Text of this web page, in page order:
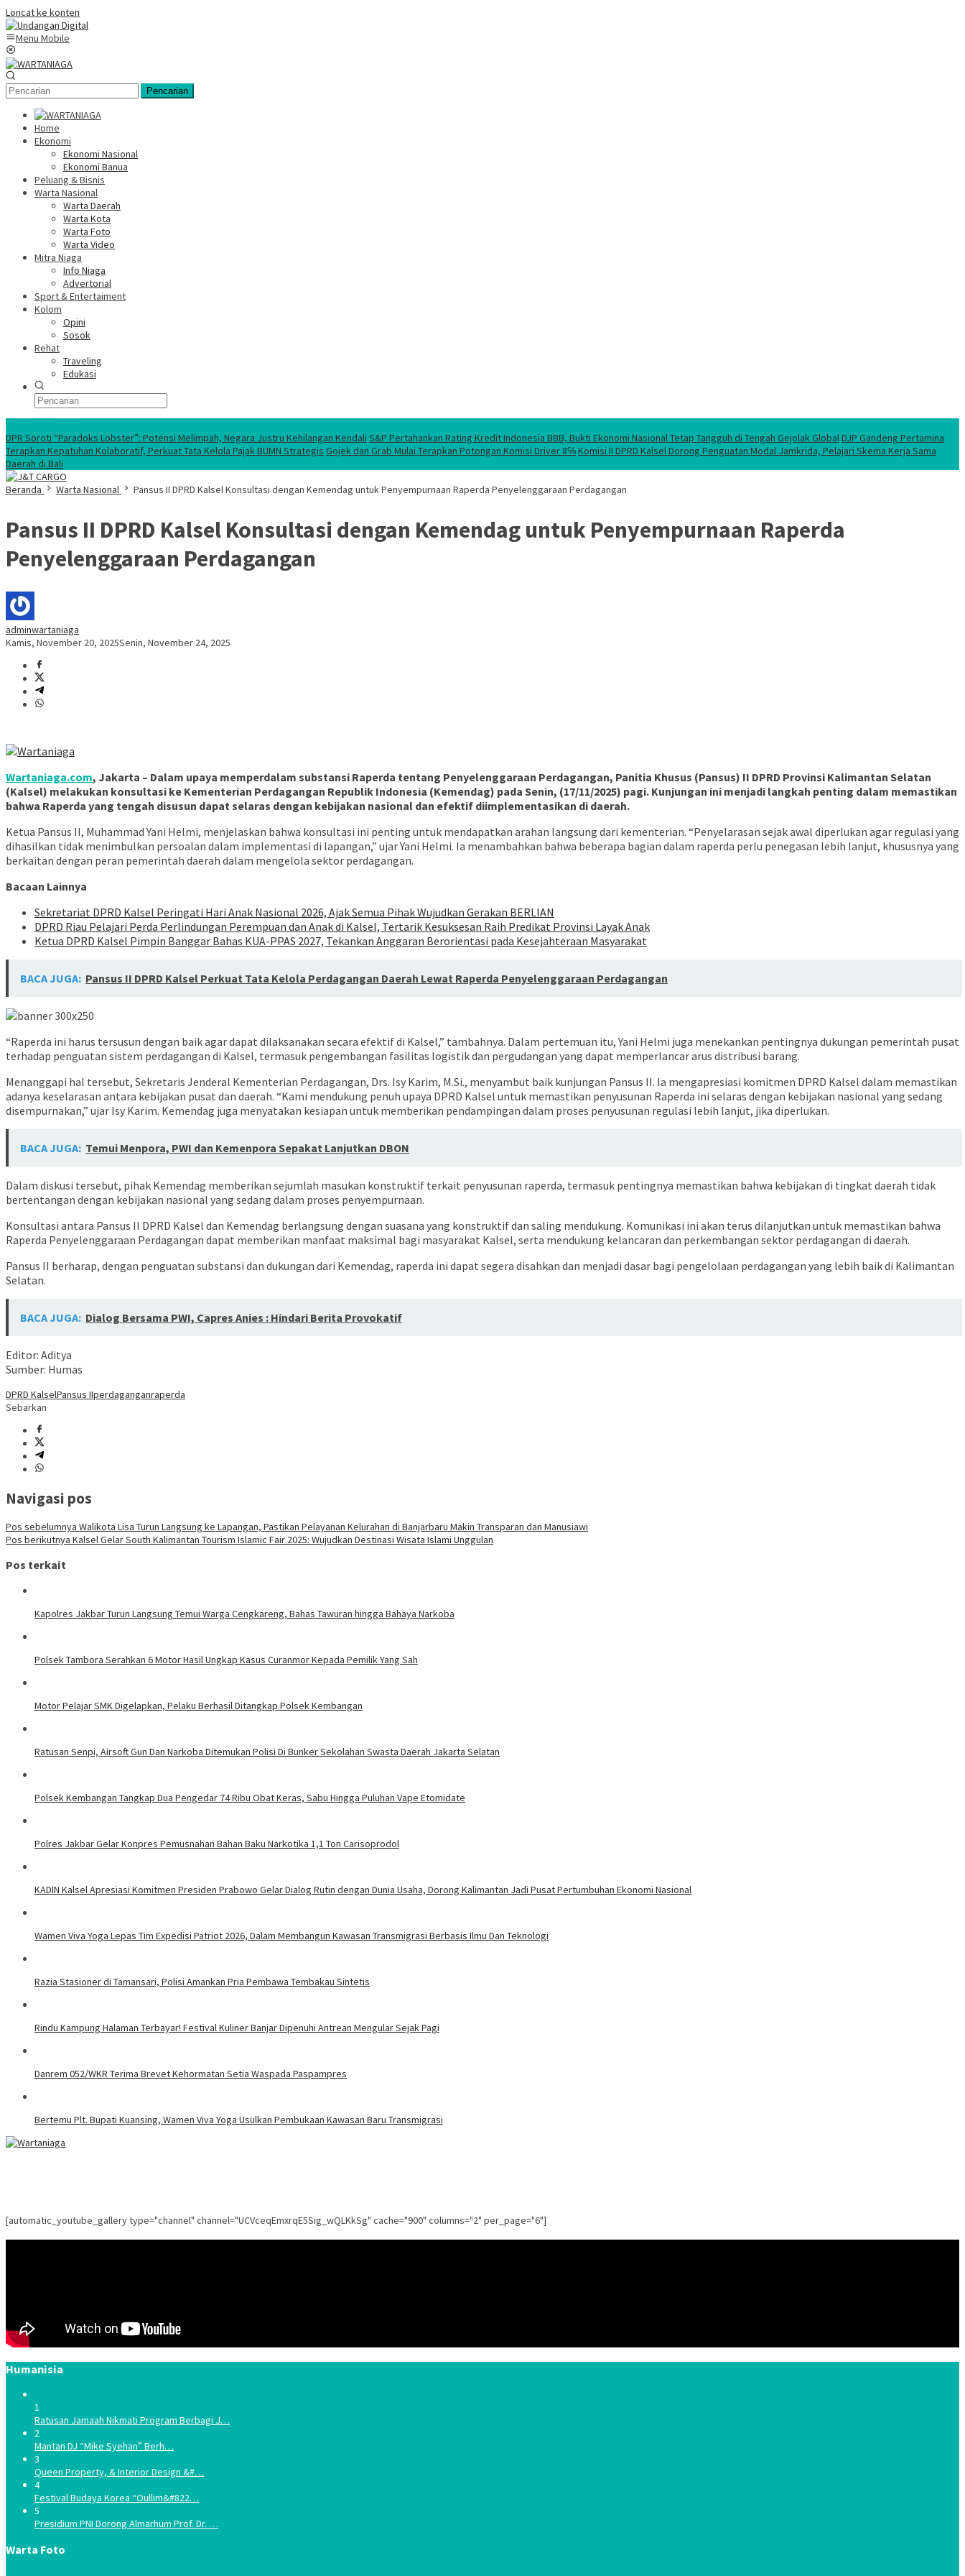
Loncat ke konten
Menu Mobile
Pencarian
Home
Ekonomi
Ekonomi Nasional
Ekonomi Banua
Peluang & Bisnis
Warta Nasional
Warta Daerah
Warta Kota
Warta Foto
Warta Video
Mitra Niaga
Info Niaga
Advertorial
Sport & Entertaiment
Kolom
Opini
Sosok
Rehat
Traveling
Edukasi
DPR Soroti “Paradoks Lobster”: Potensi Melimpah, Negara Justru Kehilangan Kendali S&P Pertahankan Rating Kredit Indonesia BBB, Bukti Ekonomi Nasional Tetap Tangguh di Tengah Gejolak GlobalDJP Gandeng Pertamina
Terapkan Kepatuhan Kolaboratif, Perkuat Tata Kelola Pajak BUMN Strategis Gojek dan Grab Mulai Terapkan Potongan Komisi Driver 8℅Komisi II DPRD Kalsel Dorong Penguatan Modal Jamkrida, Pelajari Skema Kerja Sama
Daerah di Bali
Beranda
Warta Nasional Pansus II DPRD Kalsel Konsultasi dengan Kemendag untuk Penyempurnaan Raperda Penyelenggaraan Perdagangan
Pansus II DPRD Kalsel Konsultasi dengan Kemendag untuk Penyempurnaan Raperda
Penyelenggaraan Perdagangan
adminwartaniaga
Kamis, November 20, 2025Senin, November 24, 2025
Wartaniaga.com, Jakarta – Dalam upaya memperdalam substansi Raperda tentang Penyelenggaraan Perdagangan, Panitia Khusus (Pansus) II DPRD Provinsi Kalimantan Selatan
(Kalsel) melakukan konsultasi ke Kementerian Perdagangan Republik Indonesia (Kemendag) pada Senin, (17/11/2025) pagi. Kunjungan ini menjadi langkah penting dalam memastikan
bahwa Raperda yang tengah disusun dapat selaras dengan kebijakan nasional dan efektif diimplementasikan di daerah.
Ketua Pansus II, Muhammad Yani Helmi, menjelaskan bahwa konsultasi ini penting untuk mendapatkan arahan langsung dari kementerian. “Penyelarasan sejak awal diperlukan agar regulasi yang
dihasilkan tidak menimbulkan persoalan dalam implementasi di lapangan,” ujar Yani Helmi. Ia menambahkan bahwa beberapa bagian dalam raperda perlu penegasan lebih lanjut, khususnya yang
berkaitan dengan peran pemerintah daerah dalam mengelola sektor perdagangan.
Bacaan Lainnya
Sekretariat DPRD Kalsel Peringati Hari Anak Nasional 2026, Ajak Semua Pihak Wujudkan Gerakan BERLIAN
DPRD Riau Pelajari Perda Perlindungan Perempuan dan Anak di Kalsel, Tertarik Kesuksesan Raih Predikat Provinsi Layak Anak
Ketua DPRD Kalsel Pimpin Banggar Bahas KUA-PPAS 2027, Tekankan Anggaran Berorientasi pada Kesejahteraan Masyarakat
BACA JUGA: Pansus II DPRD Kalsel Perkuat Tata Kelola Perdagangan Daerah Lewat Raperda Penyelenggaraan Perdagangan
“Raperda ini harus tersusun dengan baik agar dapat dilaksanakan secara efektif di Kalsel,” tambahnya. Dalam pertemuan itu, Yani Helmi juga menekankan pentingnya dukungan pemerintah pusat
terhadap penguatan sistem perdagangan di Kalsel, termasuk pengembangan fasilitas logistik dan pergudangan yang dapat memperlancar arus distribusi barang.
Menanggapi hal tersebut, Sekretaris Jenderal Kementerian Perdagangan, Drs. Isy Karim, M.Si., menyambut baik kunjungan Pansus II. Ia mengapresiasi komitmen DPRD Kalsel dalam memastikan
adanya keselarasan antara kebijakan pusat dan daerah. “Kami mendukung penuh upaya DPRD Kalsel untuk memastikan penyusunan Raperda ini selaras dengan kebijakan nasional yang sedang
disempurnakan,” ujar Isy Karim. Kemendag juga menyatakan kesiapan untuk memberikan pendampingan dalam proses penyusunan regulasi lebih lanjut, jika diperlukan.
BACA JUGA: Temui Menpora, PWI dan Kemenpora Sepakat Lanjutkan DBON
Dalam diskusi tersebut, pihak Kemendag memberikan sejumlah masukan konstruktif terkait penyusunan raperda, termasuk pentingnya memastikan bahwa kebijakan di tingkat daerah tidak
bertentangan dengan kebijakan nasional yang sedang dalam proses penyempurnaan.
Konsultasi antara Pansus II DPRD Kalsel dan Kemendag berlangsung dengan suasana yang konstruktif dan saling mendukung. Komunikasi ini akan terus dilanjutkan untuk memastikan bahwa
Raperda Penyelenggaraan Perdagangan dapat memberikan manfaat maksimal bagi masyarakat Kalsel, serta mendukung kelancaran dan perkembangan sektor perdagangan di daerah.
Pansus II berharap, dengan penguatan substansi dan dukungan dari Kemendag, raperda ini dapat segera disahkan dan menjadi dasar bagi pengelolaan perdagangan yang lebih baik di Kalimantan
Selatan.
BACA JUGA: Dialog Bersama PWI, Capres Anies : Hindari Berita Provokatif
Editor: Aditya
Sumber: Humas
DPRD KalselPansus IIperdaganganraperda
Sebarkan
Navigasi pos
Pos sebelumnya Walikota Lisa Turun Langsung ke Lapangan, Pastikan Pelayanan Kelurahan di Banjarbaru Makin Transparan dan Manusiawi
Pos berikutnya Kalsel Gelar South Kalimantan Tourism Islamic Fair 2025: Wujudkan Destinasi Wisata Islami Unggulan
Pos terkait
Kapolres Jakbar Turun Langsung Temui Warga Cengkareng, Bahas Tawuran hingga Bahaya Narkoba
Polsek Tambora Serahkan 6 Motor Hasil Ungkap Kasus Curanmor Kepada Pemilik Yang Sah
Motor Pelajar SMK Digelapkan, Pelaku Berhasil Ditangkap Polsek Kembangan
Ratusan Senpi, Airsoft Gun Dan Narkoba Ditemukan Polisi Di Bunker Sekolahan Swasta Daerah Jakarta Selatan
Polsek Kembangan Tangkap Dua Pengedar 74 Ribu Obat Keras, Sabu Hingga Puluhan Vape Etomidate
Polres Jakbar Gelar Konpres Pemusnahan Bahan Baku Narkotika 1,1 Ton Carisoprodol
KADIN Kalsel Apresiasi Komitmen Presiden Prabowo Gelar Dialog Rutin dengan Dunia Usaha, Dorong Kalimantan Jadi Pusat Pertumbuhan Ekonomi Nasional
Wamen Viva Yoga Lepas Tim Expedisi Patriot 2026, Dalam Membangun Kawasan Transmigrasi Berbasis Ilmu Dan Teknologi
Razia Stasioner di Tamansari, Polisi Amankan Pria Pembawa Tembakau Sintetis
Rindu Kampung Halaman Terbayar! Festival Kuliner Banjar Dipenuhi Antrean Mengular Sejak Pagi
Danrem 052/WKR Terima Brevet Kehormatan Setia Waspada Paspampres
Bertemu Plt. Bupati Kuansing, Wamen Viva Yoga Usulkan Pembukaan Kawasan Baru Transmigrasi
[automatic_youtube_gallery type="channel" channel="UCVceqEmxrqE5Sig_wQLKkSg" cache="900" columns="2" per_page="6"]
Humanisia
1
Ratusan Jamaah Nikmati Program Berbagi J…
2
Mantan DJ “Mike Syehan” Berh…
3
Queen Property, & Interior Design &#…
4
Festival Budaya Korea “Oullim&#822…
5
Presidium PNI Dorong Almarhum Prof. Dr. …
Warta Foto